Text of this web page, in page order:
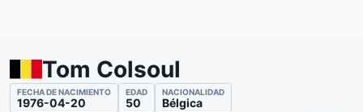
Tom Colsoul
FECHA DE NACIMIENTO
1976-04-20
EDAD
50
NACIONALIDAD
Bélgica